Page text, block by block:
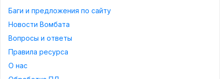
Баги и предложения по сайту
Новости Вомбата
Вопросы и ответы
Правила ресурса
О нас